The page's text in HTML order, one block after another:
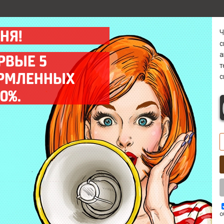
Гарантия
Предоставляем гарантию
на все выполненные
работы до 12 мес.
Диагностика 0 р
Бесплатно* выявим
причину поломки в
кратчайшие сроки.
Выезд мастера
Оперативный выезд
мастера на объект
заказчика в день заказа.
Комплектующие
Используем только
качественные запчасти
ААА класса.
5